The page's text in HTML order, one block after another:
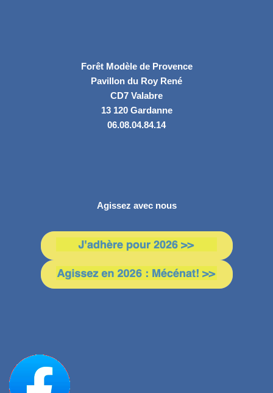
Forêt Modèle de Provence
Pavillon du Roy René
CD7 Valabre
13 120 Gardanne
06.08.04.84.14
Agissez avec nous